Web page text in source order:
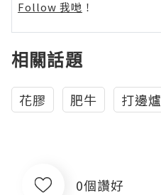
Follow 我哋 ！
相關話題
花膠 肥牛 打邊爐
0個讚好